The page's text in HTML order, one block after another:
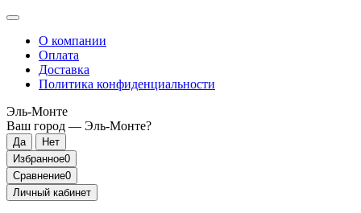
О компании
Оплата
Доставка
Политика конфиденциальности
Эль-Монте
Ваш город — Эль-Монте?
Избранное0
Сравнение0
Личный кабинет